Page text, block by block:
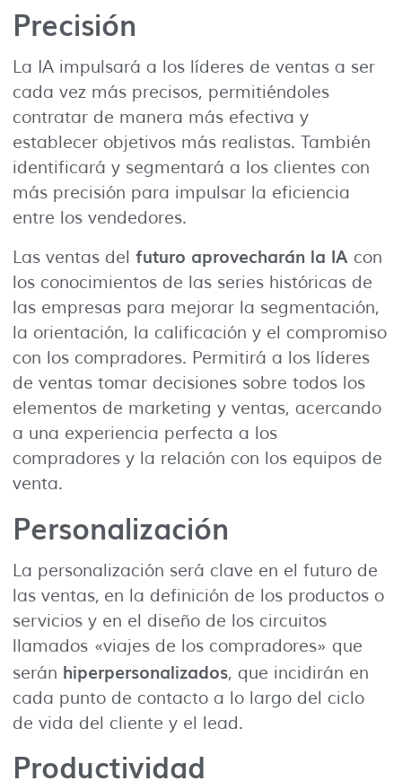
Precisión
La IA impulsará a los líderes de ventas a ser
cada vez más precisos, permitiéndoles
contratar de manera más efectiva y
establecer objetivos más realistas. También
identificará y segmentará a los clientes con
más precisión para impulsar la eficiencia
entre los vendedores.
Las ventas del futuro aprovecharán la IA con
los conocimientos de las series históricas de
las empresas para mejorar la segmentación,
la orientación, la calificación y el compromiso
con los compradores. Permitirá a los líderes
de ventas tomar decisiones sobre todos los
elementos de marketing y ventas, acercando
a una experiencia perfecta a los
compradores y la relación con los equipos de
venta.
Personalización
La personalización será clave en el futuro de
las ventas, en la definición de los productos o
servicios y en el diseño de los circuitos
llamados «viajes de los compradores» que
serán hiperpersonalizados, que incidirán en
cada punto de contacto a lo largo del ciclo
de vida del cliente y el lead.
Productividad